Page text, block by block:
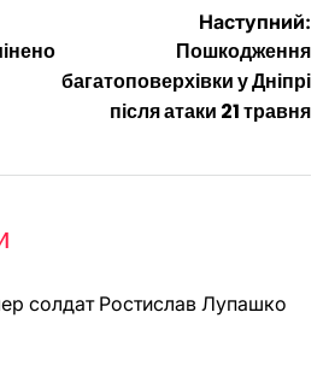
Наступний:
Пошкодження
багатоповерхівки у Дніпрі
після атаки 21 травня
солдат Ростислав Лупашко